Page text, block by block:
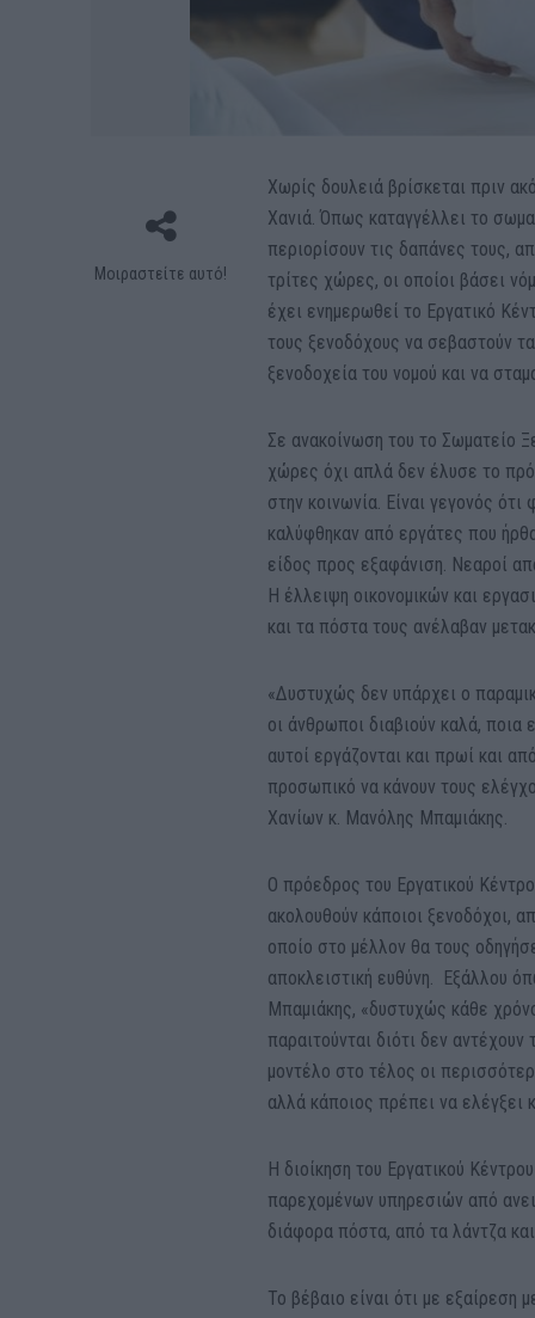
Μοιραστείτε αυτό!
Χωρίς δουλειά βρίσκεται πριν
Χανιά. Όπως καταγγέλλει το
περιορίσουν τις δαπάνες τους,
τρίτες χώρες, οι οποίοι βάσει
έχει ενημερωθεί το Εργατικό
τους ξενοδόχους να σεβαστούν
ξενοδοχεία του νομού και να
Σε ανακοίνωση του το Σωματείο
χώρες όχι απλά δεν έλυσε το
στην κοινωνία. Είναι γεγονός
καλύφθηκαν από εργάτες που
είδος προς εξαφάνιση. Νεαροί
Η έλλειψη οικονομικών και
και τα πόστα τους ανέλαβαν
«Δυστυχώς δεν υπάρχει ο
οι άνθρωποι διαβιούν καλά, ποια
αυτοί εργάζονται και πρωί και
προσωπικό να κάνουν τους
Χανίων κ. Μανόλης Μπαμιάκης.
Ο πρόεδρος του Εργατικού
ακολουθούν κάποιοι ξενοδόχοι,
οποίο στο μέλλον θα τους
αποκλειστική ευθύνη. Εξάλλου
Μπαμιάκης, «δυστυχώς κάθε
παραιτούνται διότι δεν
μοντέλο στο τέλος οι
αλλά κάποιος πρέπει να ελέγξει
Η διοίκηση του Εργατικού
παρεχομένων υπηρεσιών από
διάφορα πόστα, από τα λάντζα και
Το βέβαιο είναι ότι με